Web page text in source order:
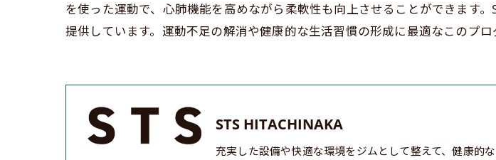
を使った運動で、心肺機能を高めながら柔軟性も向上させることができます
提供しています。運動不足の解消や健康的な生活習慣の形成に最適なこのプロ
STS HITACHINAKA
充実した設備や快適な環境をジムとして整えて、健康的